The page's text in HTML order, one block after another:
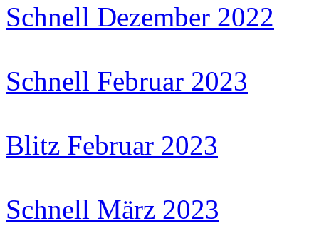
Schnell Dezember 2022
Schnell Februar 2023
Blitz Februar 2023
Schnell März 2023